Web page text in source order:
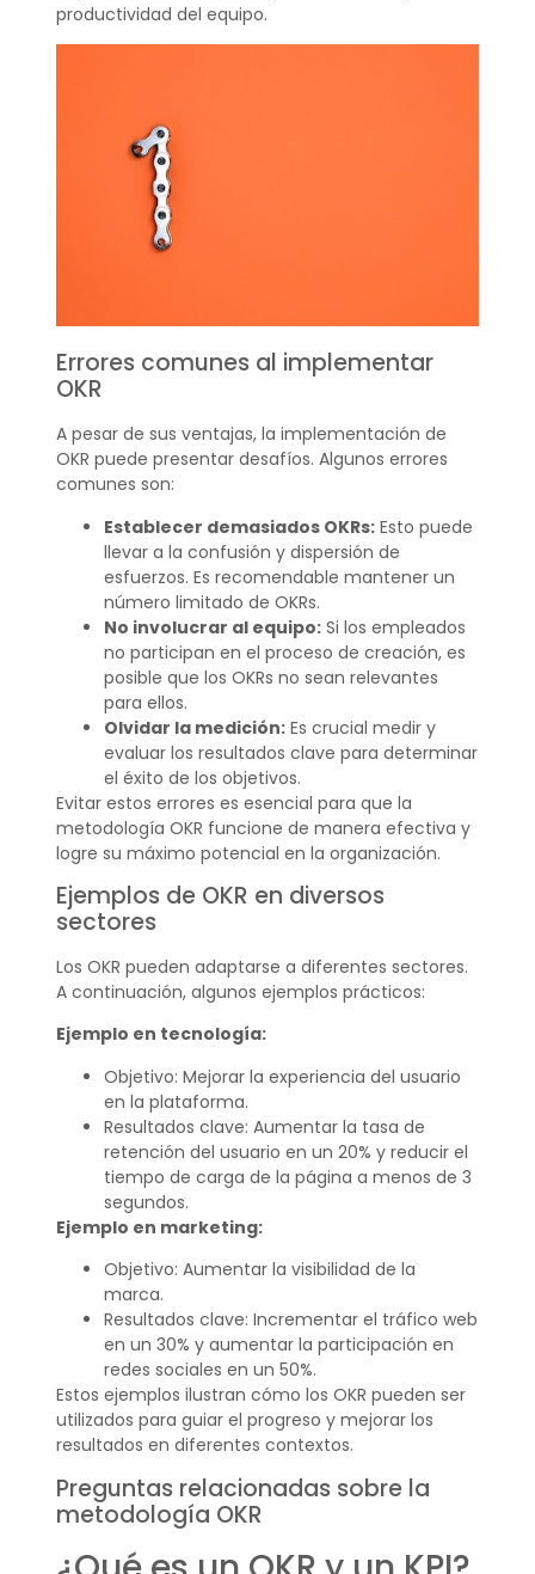
productividad del equipo.
Errores comunes al implementar
OKR
A pesar de sus ventajas, la implementación de
OKR puede presentar desafíos. Algunos errores
comunes son:
Establecer demasiados OKRs:Esto puede
llevar a la confusión y dispersión de
esfuerzos. Es recomendable mantener un
número limitado de OKRs.
No involucrar al equipo:Si los empleados
no participan en el proceso de creación, es
posible que los OKRs no sean relevantes
para ellos.
Olvidar la medición:Es crucial medir y
evaluar los resultados clave para determinar
el éxito de los objetivos.
Evitar estos errores es esencial para que la
metodología OKR funcione de manera efectiva y
logre su máximo potencial en la organización.
Ejemplos de OKR en diversos
sectores
Los OKR pueden adaptarse a diferentes sectores.
A continuación, algunos ejemplos prácticos:
Ejemplo en tecnología:
Objetivo: Mejorar la experiencia del usuario
en la plataforma.
Resultados clave: Aumentar la tasa de
retención del usuario en un 20% y reducir el
tiempo de carga de la página a menos de 3
segundos.
Ejemplo en marketing:
Objetivo: Aumentar la visibilidad de la
marca.
Resultados clave: Incrementar el tráfico web
en un 30% y aumentar la participación en
redes sociales en un 50%.
Estos ejemplos ilustran cómo los OKR pueden ser
utilizados para guiar el progreso y mejorar los
resultados en diferentes contextos.
Preguntas relacionadas sobre la
metodología OKR